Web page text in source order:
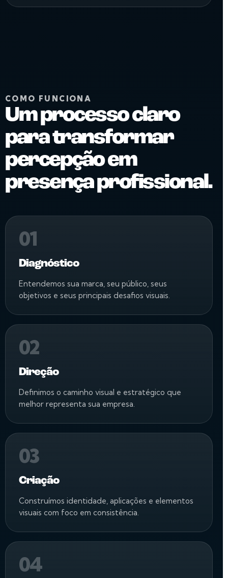
COMO FUNCIONA
Um processo claro
para transformar
percepção em
presença profissional.
01
Diagnóstico
Entendemos sua marca, seu público, seus
objetivos e seus principais desafios visuais.
02
Direção
Definimos o caminho visual e estratégico que
melhor representa sua empresa.
03
Criação
Construímos identidade, aplicações e elementos
visuais com foco em consistência.
04